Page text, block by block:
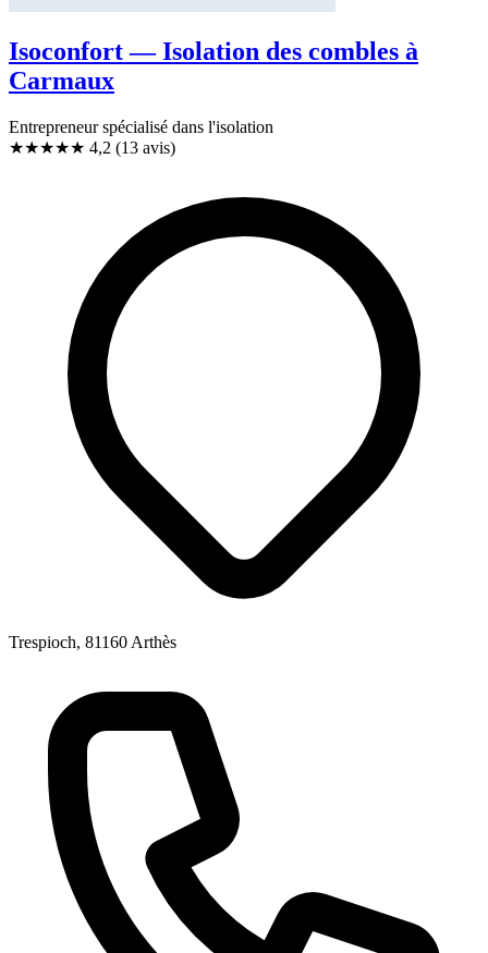
Isoconfort — Isolation des combles à
Carmaux
Entrepreneur spécialisé dans l'isolation
★★★★★ 4,2 (13 avis)
Trespioch, 81160 Arthès